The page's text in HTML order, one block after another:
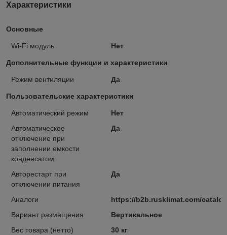
Характеристики
Основные
Wi-Fi модуль Нет
Дополнительные функции и характеристики
Режим вентиляции Да
Пользовательские характеристики
Автоматический режим
Нет
Автоматическое
отключение при
заполнении емкости
конденсатом
Да
Авторестарт при
отключении питания
Да
Аналоги
https://b2b.rusklimat.com/
Вариант размещения
Вертикальное
Вес товара (нетто)
30 кг